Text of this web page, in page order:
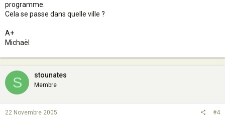
programme.
Cela se passe dans quelle ville ?
A+
Michaël
S stounates
Membre
22 Novembre 2005 #4